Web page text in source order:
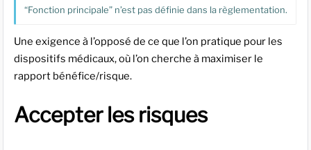
“Fonction principale” n’est pas définie dans la règlementation.
Une exigence à l’opposé de ce que l’on pratique pour les
dispositifs médicaux, où l’on cherche à maximiser le
rapport bénéfice/risque.
Accepter les risques